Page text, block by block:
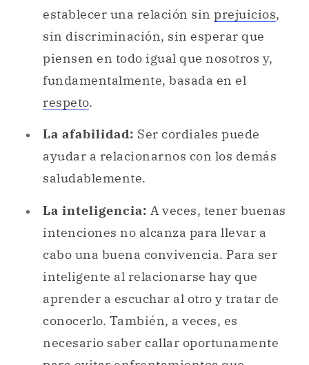
establecer una relación sin prejuicios,
sin discriminación, sin esperar que
piensen en todo igual que nosotros y,
fundamentalmente, basada en el
respeto.
La afabilidad: Ser cordiales puede
ayudar a relacionarnos con los demás
saludablemente.
La inteligencia: A veces, tener buenas
intenciones no alcanza para llevar a
cabo una buena convivencia. Para ser
inteligente al relacionarse hay que
aprender a escuchar al otro y tratar de
conocerlo. También, a veces, es
necesario saber callar oportunamente